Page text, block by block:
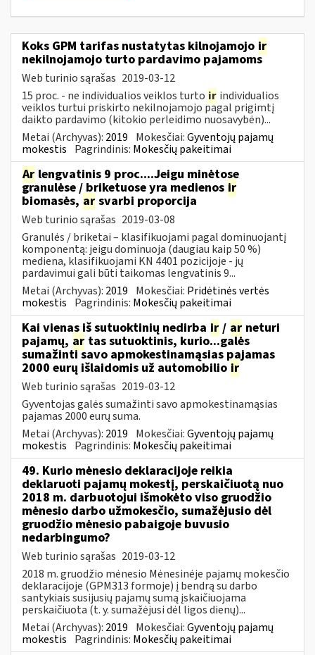
Koks GPM tarifas nustatytas kilnojamojo ir
nekilnojamojo turto pardavimo pajamoms
Web turinio sąrašas 2019-03-12
15 proc. - ne individualios veiklos turto ir individualios
veiklos turtui priskirto nekilnojamojo pagal prigimtį
daikto pardavimo (kitokio perleidimo nuosavybėn)...
Metai (Archyvas): 2019 Mokesčiai:Gyventojų pajamų
mokestis Pagrindinis: Mokesčių pakeitimai
Ar lengvatinis 9 proc....Jeigu minėtose
granulėse / briketuose yra medienos ir
biomasės, ar svarbi proporcija
Web turinio sąrašas 2019-03-08
Granulės / briketai – klasifikuojami pagal dominuojantį
komponentą: jeigu dominuoja (daugiau kaip 50 %)
mediena, klasifikuojami KN 4401 pozicijoje - jų
pardavimui gali būti taikomas lengvatinis 9...
Metai (Archyvas): 2019 Mokesčiai: Pridėtinės vertės
mokestis Pagrindinis: Mokesčių pakeitimai
Kai vienas iš sutuoktinių nedirba ir / ar neturi
pajamų, ar tas sutuoktinis, kurio...galės
sumažinti savo apmokestinamąsias pajamas
2000 eurų išlaidomis už automobilio ir
Web turinio sąrašas 2019-03-12
Gyventojas galės sumažinti savo apmokestinamąsias
pajamas 2000 eurų suma.
Metai (Archyvas): 2019 Mokesčiai:Gyventojų pajamų
mokestis Pagrindinis: Mokesčių pakeitimai
49. Kurio mėnesio deklaracijoje reikia
deklaruoti pajamų mokestį, perskaičiuotą nuo
2018 m. darbuotojui išmokėto viso gruodžio
mėnesio darbo užmokesčio, sumažėjusio dėl
gruodžio mėnesio pabaigoje buvusio
nedarbingumo?
Web turinio sąrašas 2019-03-12
2018 m. gruodžio mėnesio Mėnesinėje pajamų mokesčio
deklaracijoje (GPM313 formoje) į bendrą su darbo
santykiais susijusių pajamų sumą įskaičiuojama
perskaičiuota (t. y. sumažėjusi dėl ligos dienų)...
Metai (Archyvas): 2019 Mokesčiai:Gyventojų pajamų
mokestis Pagrindinis: Mokesčių pakeitimai